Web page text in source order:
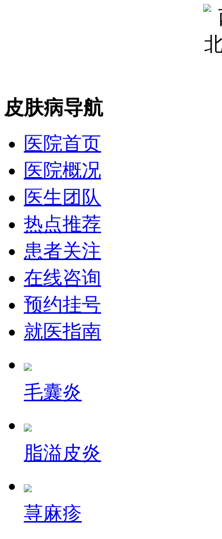
皮肤病导航
医院首页
医院概况
医生团队
热点推荐
患者关注
在线咨询
预约挂号
就医指南
毛囊炎
脂溢皮炎
荨麻疹